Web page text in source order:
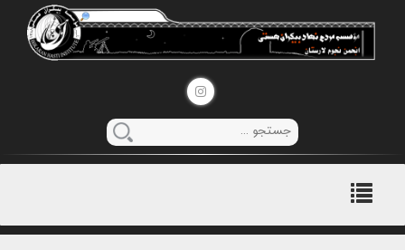
منوی
اصلی